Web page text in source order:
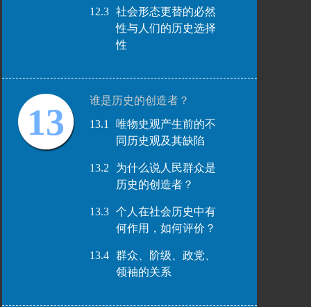
12.3
社会形态更替的必然
性与人们的历史选择
性
13
谁是历史的创造者？
13.1
唯物史观产生前的不
同历史观及其缺陷
13.2
为什么说人民群众是
历史的创造者？
13.3
个人在社会历史中有
何作用，如何评价？
13.4
群众、阶级、政党、
领袖的关系